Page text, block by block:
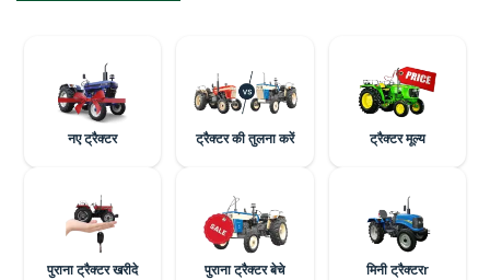
नए ट्रैक्टर ट्रैक्टर की तुलना करें ट्रैक्टर मूल्य
पुराना ट्रैक्टर खरीदे पुराना ट्रैक्टर बेचे मिनी ट्रैक्टरr